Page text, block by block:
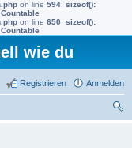
on line 594: sizeof():
on line 650: sizeof():
wie du
Anmelden
Registrieren